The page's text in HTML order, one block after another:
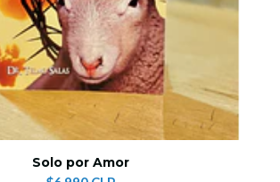
Solo por Amor